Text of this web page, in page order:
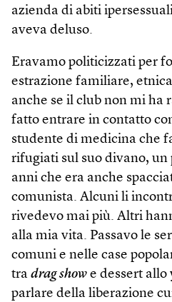
azienda di abiti
aveva deluso.
Eravamo politicizzati per
estrazione familiare,
anche se il club non mi ha
fatto entrare in contatto
studente di medicina che
rifugiati sul suo divano, un
anni che era anche
comunista. Alcuni li
rivedevo mai più. Altri
alla mia vita. Passavo le
comuni e nelle case
tra drag show e dessert allo
parlare della liberazione